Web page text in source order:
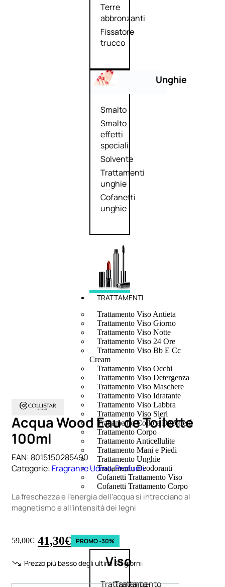
Terre
abbronzanti
Fissatore
trucco
Unghie
Smalto
Smalto
effetti
speciali
Solvente
Trattamenti
unghie
Cofanetti
unghie
TRATTAMENTI
Trattamento Viso Antieta
Trattamento Viso Giorno
Trattamento Viso Notte
Trattamento Viso 24 Ore
Trattamento Viso Bb E Cc
Cream
Trattamento Viso Occhi
Trattamento Viso Detergenza
Trattamento Viso Maschere
Trattamento Viso Idratante
Trattamento Viso Labbra
Trattamento Viso Sieri
Trattamento Collo e Decolleté
Trattamento Corpo
Trattamento Anticellulite
Trattamento Mani e Piedi
Trattamento Unghie
Trattamento Deodoranti
Cofanetti Trattamento Viso
Cofanetti Trattamento Corpo
Viso
Trattamento
Trattamento
Acqua Wood Eau de Toilette
100ml
EAN: 8015150285490
Categorie: Fragranze Uomo,Profumi
La freschezza e l’energia dell’acqua si intrecciano al
magnetismo e all’intensità dei legni
59,00€ 41,30€ PROMO -30%
Prezzo più basso degli ultimi 30 giorni: